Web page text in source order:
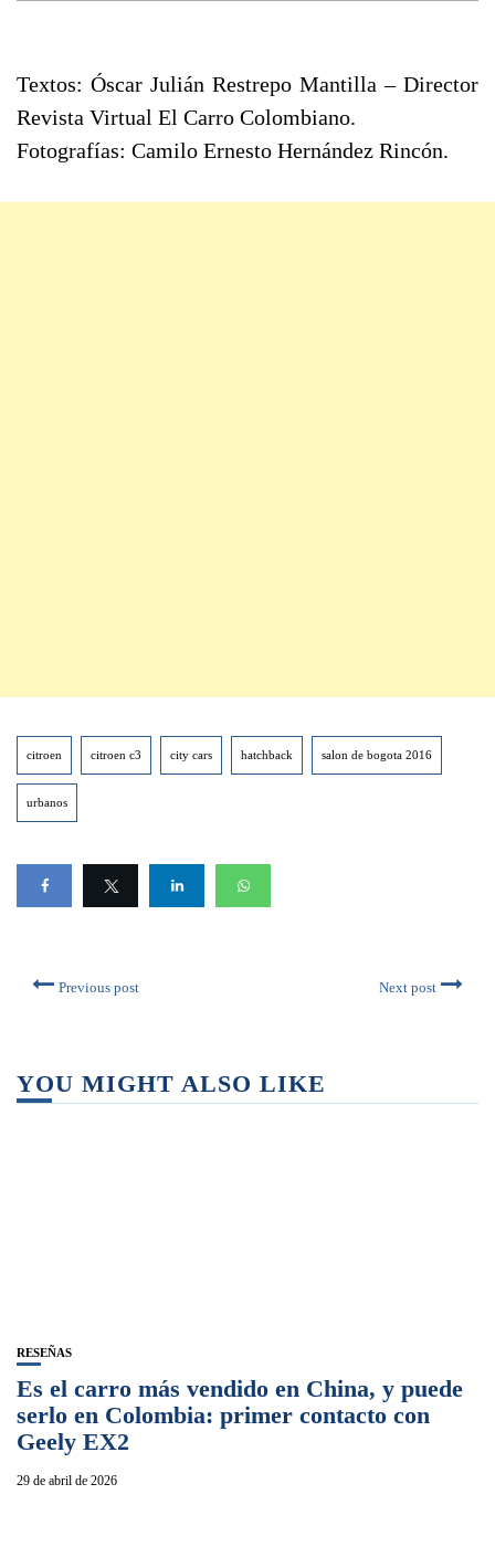
Textos: Óscar Julián Restrepo Mantilla – Director
Revista Virtual El Carro Colombiano.
Fotografías: Camilo Ernesto Hernández Rincón.
citroen citroen c3 city cars hatchback salon de bogota 2016
urbanos
Previous post Next post
YOU MIGHT ALSO LIKE
RESEÑAS
Es el carro más vendido en China, y puede
serlo en Colombia: primer contacto con
Geely EX2
29 de abril de 2026